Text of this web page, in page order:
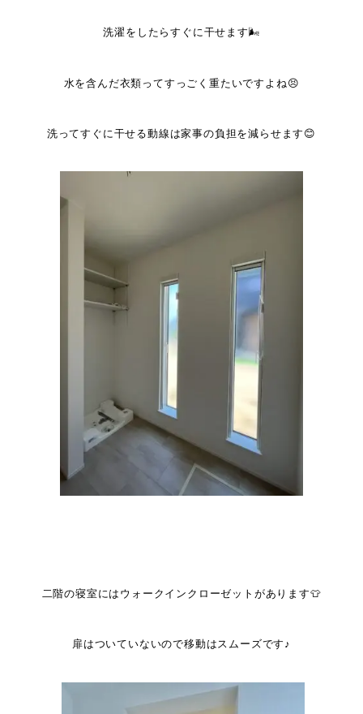
洗濯をしたらすぐに干せます🌬
水を含んだ衣類ってすっごく重たいですよね😣
洗ってすぐに干せる動線は家事の負担を減らせます😊
二階の寝室にはウォークインクローゼットがあります👕
扉はついていないので移動はスムーズです♪